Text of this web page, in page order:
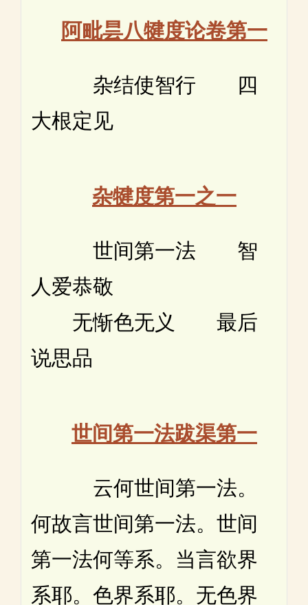
阿毗昙八犍度论卷第一
杂结使智行 四
大根定见
杂犍度第一之一
世间第一法 智
人爱恭敬
无惭色无义 最后
说思品
世间第一法跋渠第一
云何世间第一法。
何故言世间第一法。世间
第一法何等系。当言欲界
系耶。色界系耶。无色界